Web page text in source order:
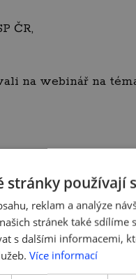
ČR,
na webinář na
ZOOM (odkaz k
to není nic
seznamy,
stránky používají
reklam a analýze
stránek také
s dalšími informacemi,
Více informací